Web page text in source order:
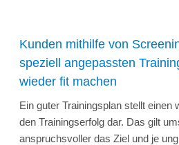
Kunden mithilfe von
speziell angepassten
wieder fit machen
Ein guter Trainingsplan stellt einen
den Trainingserfolg dar. Das gilt
anspruchsvoller das Ziel und je